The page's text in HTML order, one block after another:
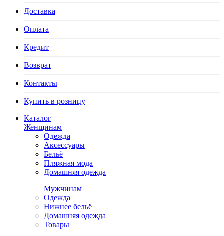
Доставка
Оплата
Кредит
Возврат
Контакты
Купить в розницу
Каталог
Женщинам
Одежда
Аксессуары
Бельё
Пляжная мода
Домашняя одежда
Мужчинам
Одежда
Нижнее бельё
Домашняя одежда
Товары